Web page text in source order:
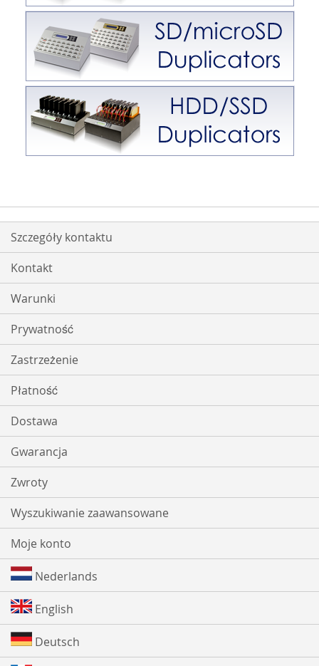
Szczegóły kontaktu
Kontakt
Warunki
Prywatność
Zastrzeżenie
Płatność
Dostawa
Gwarancja
Zwroty
Wyszukiwanie zaawansowane
Moje konto
Nederlands
English
Deutsch